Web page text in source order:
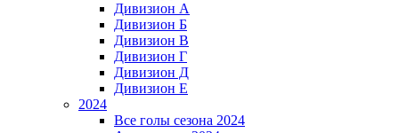
Дивизион A
Дивизион Б
Дивизион В
Дивизион Г
Дивизион Д
Дивизион Е
2024
Все голы сезона 2024